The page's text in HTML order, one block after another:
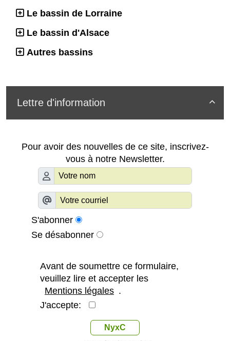
Le bassin de Lorraine
Le bassin d'Alsace
Autres bassins

Lettre d'information
Pour avoir des nouvelles de ce site, inscrivez-
vous à notre Newsletter.
S'abonner
Se désabonner
Avant de soumettre ce formulaire,
veuillez lire et accepter les
Mentions légales .
J'accepte:
NyxC